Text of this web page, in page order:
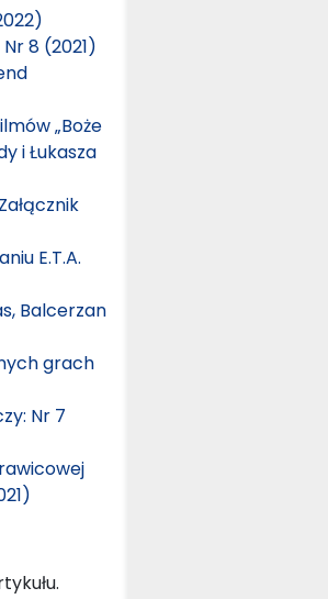
8 (2021)
„Boże
i Łukasza
Załącznik
E.T.A.
Balcerzan
grach
Nr 7